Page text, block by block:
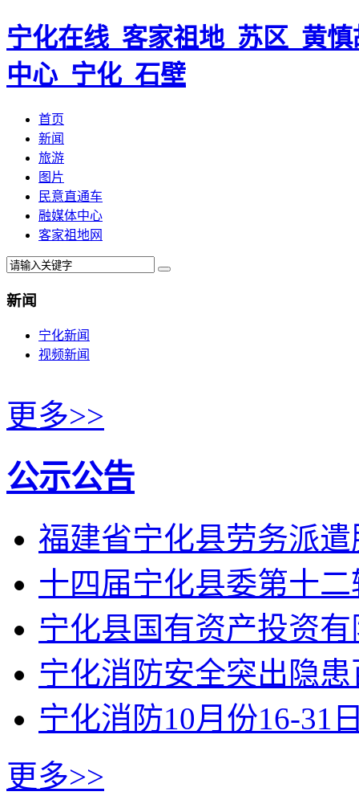
宁化在线_客家祖地_苏区_黄
中心_宁化_石壁
首页
新闻
旅游
图片
民意直通车
融媒体中心
客家祖地网
新闻
宁化新闻
视频新闻
更多>>
公示公告
福建省宁化县劳务派
十四届宁化县委第十
宁化县国有资产投资
宁化消防安全突出隐
宁化消防10月份16-31
更多>>